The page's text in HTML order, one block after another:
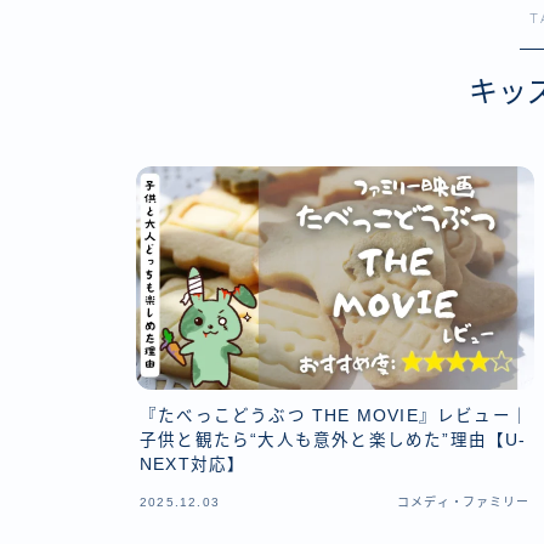
アクシ
コメデ
SF・デ
キッ
『たべっこどうぶつ THE MOVIE』レビュー｜
子供と観たら“大人も意外と楽しめた”理由【U-
NEXT対応】
2025.12.03 コメディ・ファミリー